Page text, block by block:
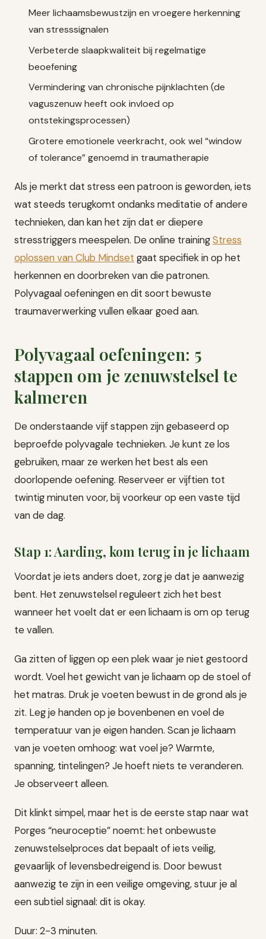
Meer lichaamsbewustzijn en vroegere herkenning
van stresssignalen
Verbeterde slaapkwaliteit bij regelmatige
beoefening
Vermindering van chronische pijnklachten (de
vaguszenuw heeft ook invloed op
ontstekingsprocessen)
Grotere emotionele veerkracht, ook wel “window
of tolerance” genoemd in traumatherapie
Als je merkt dat stress een patroon is geworden, iets
wat steeds terugkomt ondanks meditatie of andere
technieken, dan kan het zijn dat er diepere
stresstriggers meespelen. De online trainingStress
oplossen van Club Mindset gaat specifiek in op het
herkennen en doorbreken van die patronen.
Polyvagaal oefeningen en dit soort bewuste
traumaverwerking vullen elkaar goed aan.
Polyvagaal oefeningen: 5
stappen om je zenuwstelsel te
kalmeren
De onderstaande vijf stappen zijn gebaseerd op
beproefde polyvagale technieken. Je kunt ze los
gebruiken, maar ze werken het best als een
doorlopende oefening. Reserveer er vijftien tot
twintig minuten voor, bij voorkeur op een vaste tijd
van de dag.
Stap 1: Aarding, kom terug in je lichaam
Voordat je iets anders doet, zorg je dat je aanwezig
bent. Het zenuwstelsel reguleert zich het best
wanneer het voelt dat er een lichaam is om op terug
te vallen.
Ga zitten of liggen op een plek waar je niet gestoord
wordt. Voel het gewicht van je lichaam op de stoel of
het matras. Druk je voeten bewust in de grond als je
zit. Leg je handen op je bovenbenen en voel de
temperatuur van je eigen handen. Scan je lichaam
van je voeten omhoog: wat voel je? Warmte,
spanning, tintelingen? Je hoeft niets te veranderen.
Je observeert alleen.
Dit klinkt simpel, maar het is de eerste stap naar wat
Porges “neuroceptie” noemt: het onbewuste
zenuwstelselproces dat bepaalt of iets veilig,
gevaarlijk of levensbedreigend is. Door bewust
aanwezig te zijn in een veilige omgeving, stuur je al
een subtiel signaal: dit is okay.
Duur: 2-3 minuten.